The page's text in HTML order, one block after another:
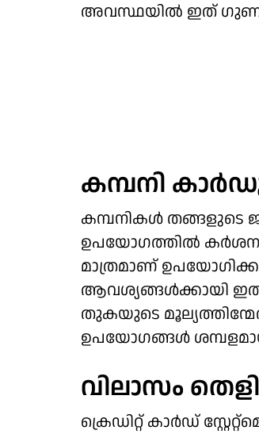
അവസ്ഥയില്‍ ഇത്
കമ്പനി
കമ്പനികള്‍ തങ്ങളുടെ
ഉപയോഗത്തില്‍ കര്‍ശന
മാത്രമാണ്
ആവശ്യങ്ങള്‍ക്കായി
തുകയുടെ
ഉപയോഗങ്ങള്‍
വിലാസം
ക്രെഡിറ്റ് കാര്‍ഡ്